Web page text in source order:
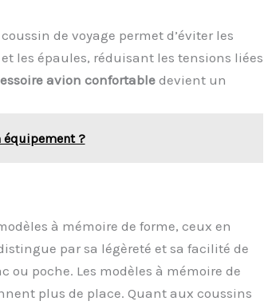
de voyage permet d’éviter les
les épaules, réduisant les tensions liées
avion confortabledevient un
équipement ?
à mémoire de forme, ceux en
par sa légèreté et sa facilité de
ou poche. Les modèles à mémoire de
plus de place. Quant aux coussins